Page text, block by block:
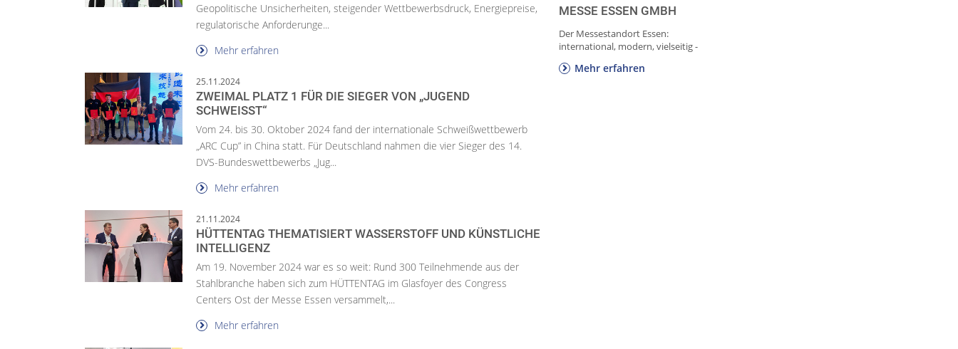
Geopolitische Unsicherheiten, steigender Wettbewerbsdruck, Energiepreise,
regulatorische Anforderunge...
Mehr erfahren
25.11.2024
ZWEIMAL PLATZ 1 FÜR DIE SIEGER VON „JUGEND
SCHWEISST“
Vom 24. bis 30. Oktober 2024 fand der internationale Schweißwettbewerb
„ARC Cup” in China statt. Für Deutschland nahmen die vier Sieger des 14.
DVS-Bundeswettbewerbs „Jug...
Mehr erfahren
21.11.2024
HÜTTENTAG THEMATISIERT WASSERSTOFF UND KÜNSTLICHE
INTELLIGENZ
Am 19. November 2024 war es so weit: Rund 300 Teilnehmende aus der
Stahlbranche haben sich zum HÜTTENTAG im Glasfoyer des Congress
Centers Ost der Messe Essen versammelt,...
Mehr erfahren
MESSE ESSEN GMBH
Der Messestandort Essen:
international, modern, vielseitig -
Mehr erfahren